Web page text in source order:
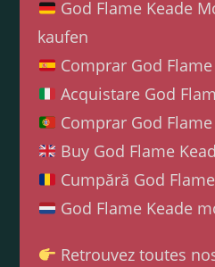
God Flame Keade
kaufen
Comprar God
Acquistare God
Comprar God
Buy God Flame
Cumpără God
God Flame Keade
Retrouvez toutes